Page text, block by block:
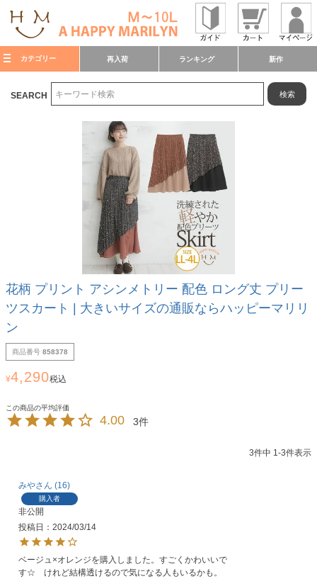
カテゴリー 再入荷 ランキング 新作
SEARCH 検索
花柄 プリント アシンメトリー 配色 ロング丈 プリー
ツスカート | 大きいサイズの通販ならハッピーマリリ
ン
商品番号 858378
¥4,290税込
4.00 3
3件中 1-3件表示
みや 16
購入者
非公開
投稿日
2024/03/14
ベージュ×オレンジを購入しました。すごくかわいいで
す☆　けれど結構透けるので気になる人もいるかも。